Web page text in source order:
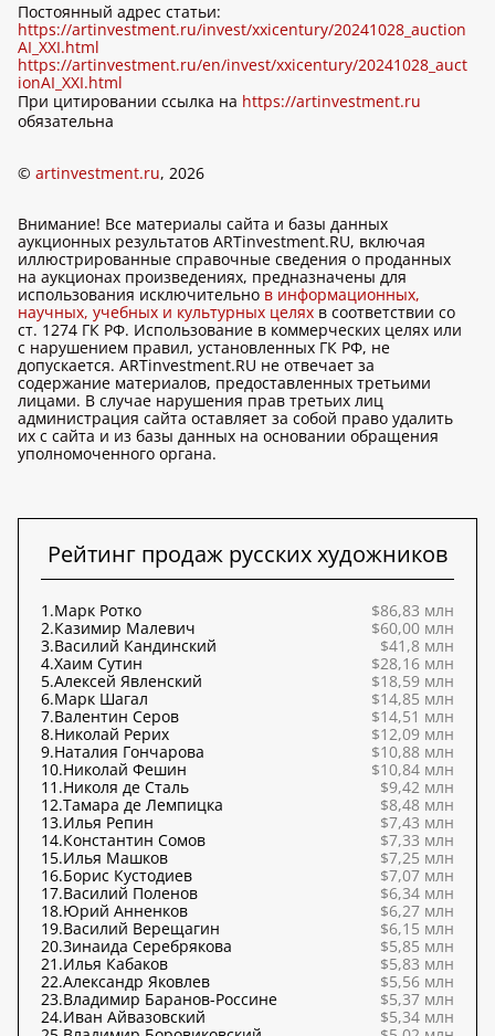
Постоянный адрес статьи:
https://artinvestment.ru/invest/xxicentury/20241028_auction
AI_XXI.html
https://artinvestment.ru/en/invest/xxicentury/20241028_auct
ionAI_XXI.html
При цитировании ссылка на https://artinvestment.ru
обязательна
© artinvestment.ru, 2026
Внимание! Все материалы сайта и базы данных
аукционных результатов ARTinvestment.RU, включая
иллюстрированные справочные сведения о проданных
на аукционах произведениях, предназначены для
использования исключительно в информационных,
научных, учебных и культурных целях в соответствии со
ст. 1274 ГК РФ. Использование в коммерческих целях или
с нарушением правил, установленных ГК РФ, не
допускается. ARTinvestment.RU не отвечает за
содержание материалов, предоставленных третьими
лицами. В случае нарушения прав третьих лиц
администрация сайта оставляет за собой право удалить
их с сайта и из базы данных на основании обращения
уполномоченного органа.
Рейтинг продаж русских художников
1.Марк Ротко
$86,83 млн
2.Казимир Малевич
$60,00 млн
3.Василий Кандинский
$41,8 млн
4.Хаим Сутин
$28,16 млн
5.Алексей Явленский
$18,59 млн
6.Марк Шагал
$14,85 млн
7.Валентин Серов
$14,51 млн
8.Николай Рерих
$12,09 млн
9.Наталия Гончарова
$10,88 млн
10.Николай Фешин
$10,84 млн
11.Николя де Сталь
$9,42 млн
12.Тамара де Лемпицка
$8,48 млн
13.Илья Репин
$7,43 млн
14.Константин Сомов
$7,33 млн
15.Илья Машков
$7,25 млн
16.Борис Кустодиев
$7,07 млн
17.Василий Поленов
$6,34 млн
18.Юрий Анненков
$6,27 млн
19.Василий Верещагин
$6,15 млн
20.Зинаида Серебрякова
$5,85 млн
21.Илья Кабаков
$5,83 млн
22.Александр Яковлев
$5,56 млн
23.Владимир Баранов-Россине
$5,37 млн
24.Иван Айвазовский
$5,34 млн